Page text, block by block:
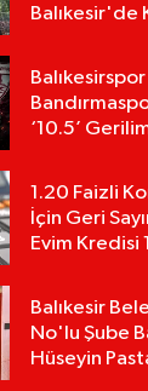
Balıkesir'de
‘10.5’
Tepki!
1.20 Faizli
İçin Geri
Evim Kredisi
Hesaplama
Balıkesir
No'lu Şube
Hüseyin